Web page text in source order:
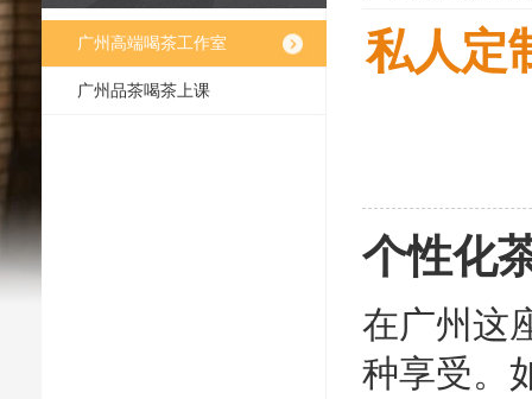
广州高端喝茶工作室
广州品茶喝茶上课
私人定
个性化
在广州这
种享受。